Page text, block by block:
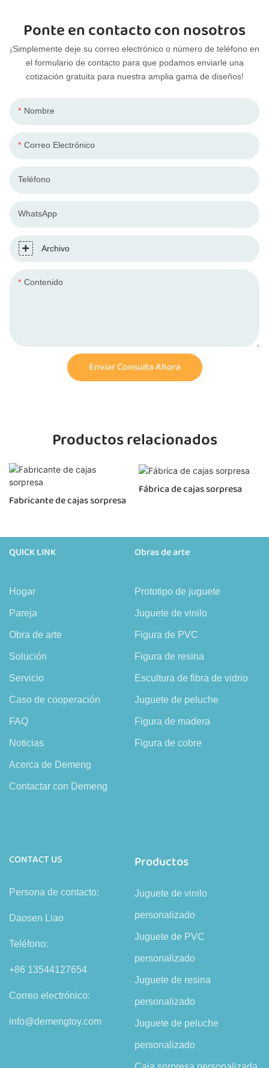
Ponte en contacto con nosotros
¡Simplemente deje su correo electrónico o número de teléfono en
el formulario de contacto para que podamos enviarle una
cotización gratuita para nuestra amplia gama de diseños!
Nombre
Correo Electrónico
Teléfono
WhatsApp
Archivo
Contenido
Enviar Consulta Ahora
Productos relacionados
Fabricante de cajas sorpresa
Fábrica de cajas sorpresa
QUICK LINK
Hogar
Pareja
Obra de arte
Solución
Servicio
Caso de cooperación
FAQ
Noticias
Acerca de Demeng
Contactar con Demeng
Obras de arte
Prototipo de juguete
Juguete de vinilo
Figura de PVC
Figura de resina
Escultura de fibra de vidrio
Juguete de peluche
Figura de madera
Figura de cobre
CONTACT US
Persona de contacto:
Daosen Liao
Teléfono:
+86 13544127654
Correo electrónico:
info@demengtoy.com
Productos
Juguete de vinilo
personalizado
Juguete de PVC
personalizado
Juguete de resina
personalizado
Juguete de peluche
personalizado